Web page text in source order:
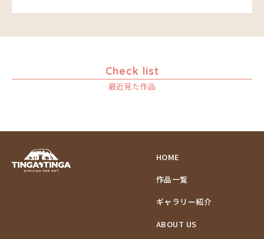
Check list
最近見た作品
HOME
作品一覧
ギャラリー紹介
ABOUT US